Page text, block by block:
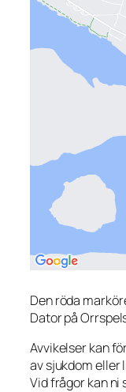
Den röda
Dator på
Avvikelser kan
av sjukdom eller
Vid frågor kan ni